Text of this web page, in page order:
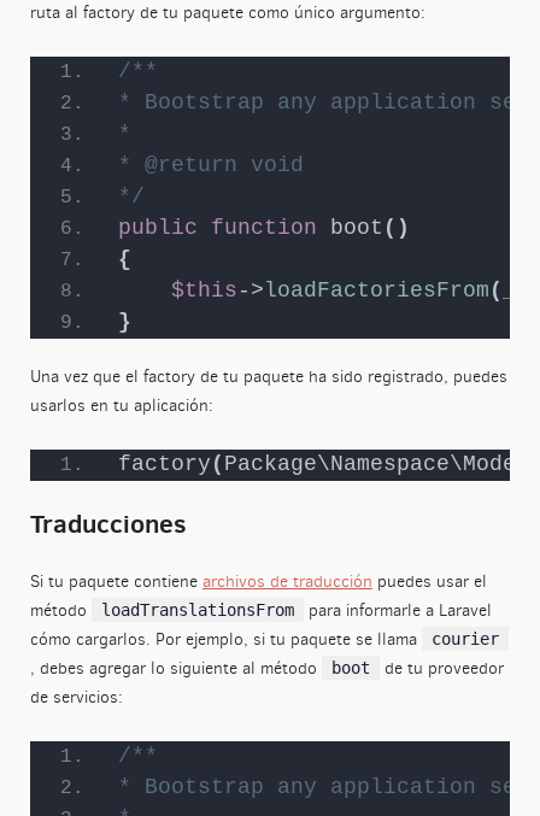
ruta al factory de tu paquete como único argumento:
/**
* Bootstrap any application
*
* @return void
*/
public
function boot ()
{
$this -> loadFactoriesFrom (
}
Una vez que el factory de tu paquete ha sido registrado, puedes
usarlos en tu aplicación:
factory (
Traducciones
Si tu paquete contiene archivos de traducción puedes usar el
método
loadTranslationsFrom
para informarle a Laravel
cómo cargarlos. Por ejemplo, si tu paquete se llama
courier
, debes agregar lo siguiente al método boot
de tu proveedor
de servicios:
/**
* Bootstrap any application